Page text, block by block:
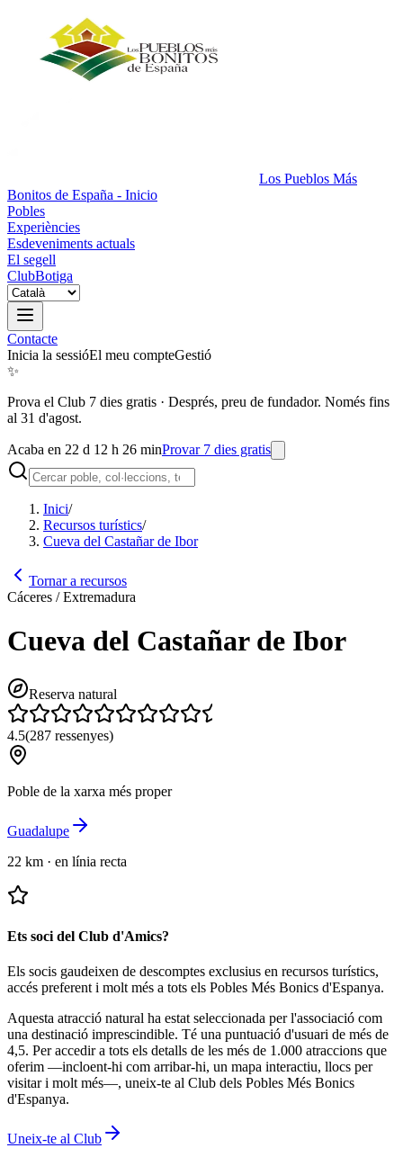
Los Pueblos Más
Bonitos de España - Inicio
Pobles
Experiències
Esdeveniments actuals
El segell
ClubBotiga
Contacte
Inicia la sessióEl meu compteGestió
✨
Prova el Club 7 dies gratis · Després, preu de fundador. Només fins
al 31 d'agost.
Acaba en 22 d 12 h 26 minProvar 7 dies gratis
Inici/
Recursos turístics/
Cueva del Castañar de Ibor
Tornar a recursos
Cáceres / Extremadura
Cueva del Castañar de Ibor
Reserva natural
4.5(287 ressenyes)
Poble de la xarxa més proper
Guadalupe
22 km · en línia recta
Ets soci del Club d'Amics?
Els socis gaudeixen de descomptes exclusius en recursos turístics,
accés preferent i molt més a tots els Pobles Més Bonics d'Espanya.
Aquesta atracció natural ha estat seleccionada per l'associació com
una destinació imprescindible. Té una puntuació d'usuari de més de
4,5. Per accedir a tots els detalls de les més de 1.000 atraccions que
oferim —incloent-hi com arribar-hi, un mapa interactiu, llocs per
visitar i molt més—, uneix-te al Club dels Pobles Més Bonics
d'Espanya.
Uneix-te al Club